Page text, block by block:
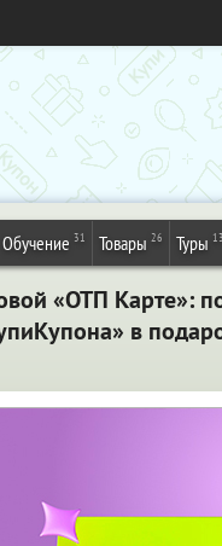
Обучение 31 Товары 26 Туры 13
«ОТП Карте»:
в